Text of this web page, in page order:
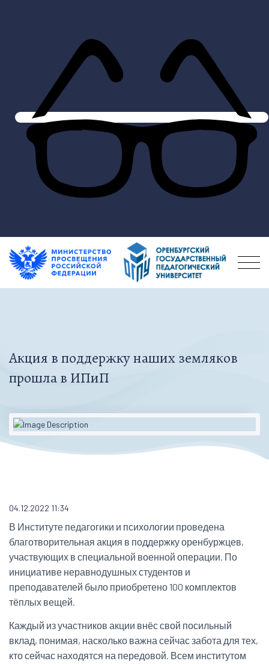
Акция в поддержку наших земляков
прошла в ИПиП
04.12.2022 11:34
В Институте педагогики и психологии проведена
благотворительная акция в поддержку оренбуржцев,
участвующих в специальной военной операции. По
инициативе неравнодушных студентов и
преподавателей было приобретено 100 комплектов
тёплых вещей.
Каждый из участников акции внёс свой посильный
вклад, понимая, насколько важна сейчас забота для тех,
кто сейчас находятся на передовой. Всем институтом